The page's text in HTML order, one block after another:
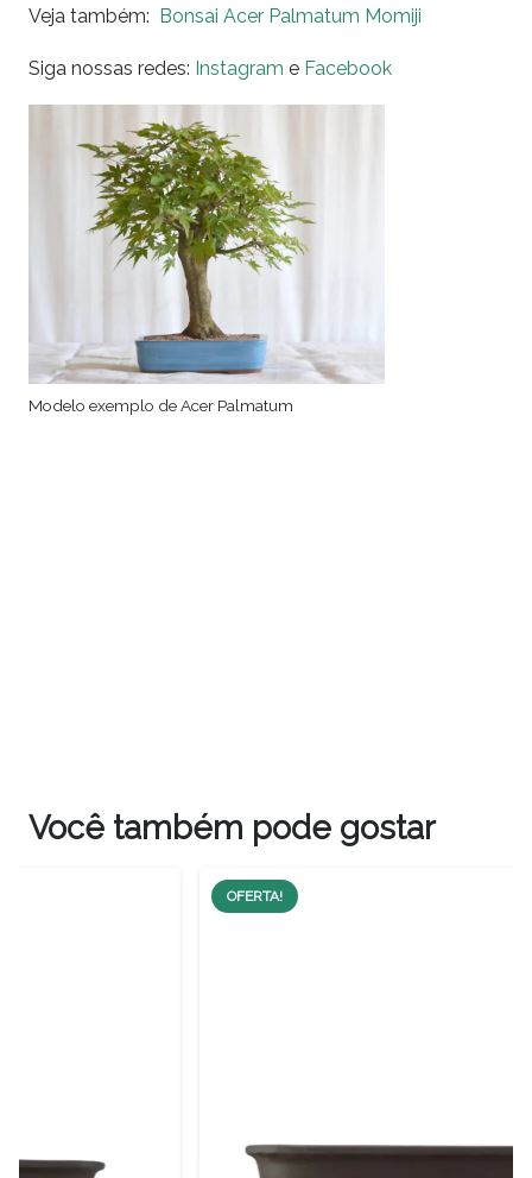
Veja também: Bonsai Acer Palmatum Momiji
Siga nossas redes: Instagram e Facebook
Modelo exemplo de Acer Palmatum
Você também pode gostar